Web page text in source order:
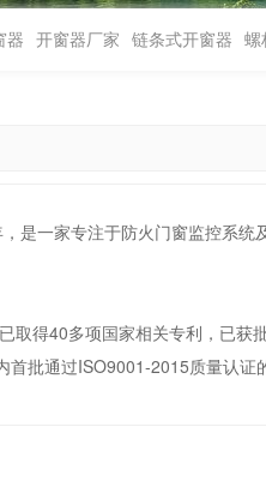
器 开窗器厂家 链条式开窗器 螺
是一家专注于防火门窗监控系
取得40多项国家相关专利，已获
批通过ISO9001-2015质量认证